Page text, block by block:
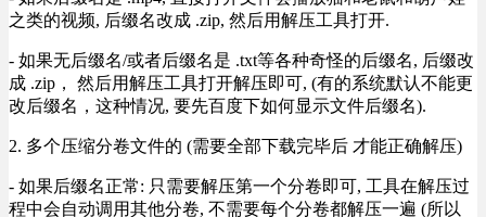
之类的视频, 后缀名改成 .zip, 然后用解压工具打开.
- 如果无后缀名/或者后缀名是 .txt等各种奇怪的后缀名, 后缀改
成 .zip， 然后用解压工具打开解压即可, (有的系统默认不能更
改后缀名，这种情况, 要先百度下如何显示文件后缀名).
2. 多个压缩分卷文件的 (需要全部下载完毕后 才能正确解压)
- 如果后缀名正常: 只需要解压第一个分卷即可, 工具在解压过
程中会自动调用其他分卷, 不需要每个分卷都解压一遍 (所以